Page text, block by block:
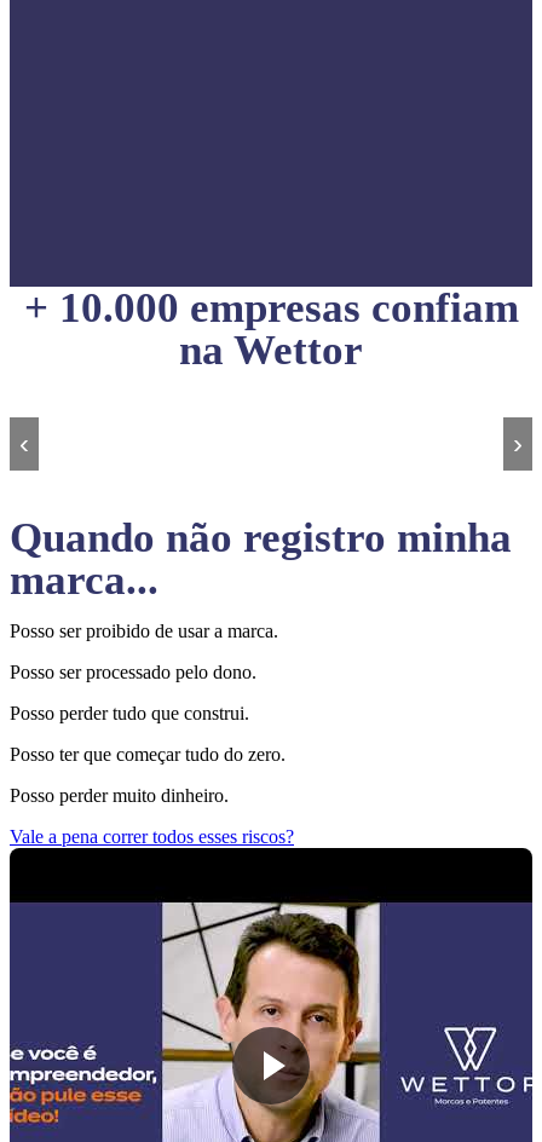
+ 10.000 empresas confiam
na Wettor
‹ ›
Quando não registro minha
marca...
Posso ser proibido de usar a marca.
Posso ser processado pelo dono.
Posso perder tudo que construi.
Posso ter que começar tudo do zero.
Posso perder muito dinheiro.
Vale a pena correr todos esses riscos?